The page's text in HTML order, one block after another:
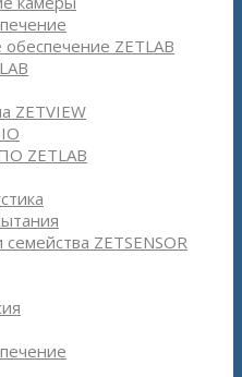
ZETLAB
ZETVIEW
ZETLAB
ZETSENSOR